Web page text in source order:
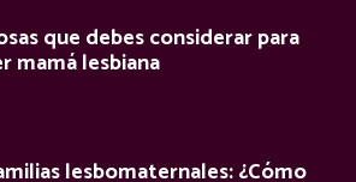
que debes considerar para
mamá lesbiana
lesbomaternales: ¿Cómo